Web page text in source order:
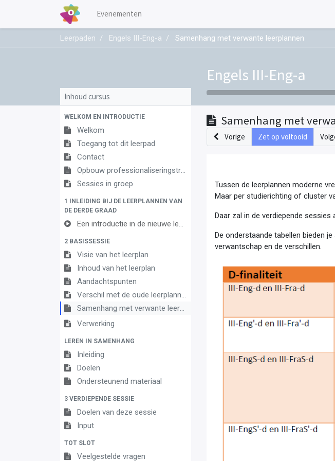
Evenementen
Leerpaden Engels III-Eng-a Samenhang met verwante leerplannen
Engels III-Eng-a
Inhoud cursus
WELKOM EN INTRODUCTIE
Welkom
Toegang tot dit leerpad
Contact
Opbouw professionaliseringstraject
Sessies in groep
1 INLEIDING BIJ DE LEERPLANNEN VAN
DE DERDE GRAAD
Een introductie in de nieuwe leerplannen van de derde graad
2 BASISSESSIE
Visie van het leerplan
Inhoud van het leerplan
Aandachtspunten
Verschil met de oude leerplannen
Samenhang met verwante leerplannen
Verwerking
LEREN IN SAMENHANG
Inleiding
Doelen
Ondersteunend materiaal
3 VERDIEPENDE SESSIE
Doelen van deze sessie
Input
TOT SLOT
Veelgestelde vragen
Samenhang met
Vorige Zet op voltooid
Tussen de leerplannen moderne
Maar per studierichting of cluster
Daar zal in de verdiepende sessies
De onderstaande tabellen bieden
verwantschap en de verschillen.